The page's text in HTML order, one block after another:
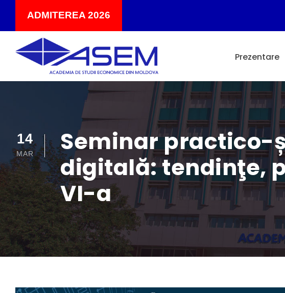
ADMITEREA 2026
Prezentare
14
MAR
Seminar practico-
digitală: tendinţe,
VI-a